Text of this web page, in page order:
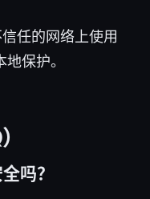
任的网络上使用
保护。
吗？